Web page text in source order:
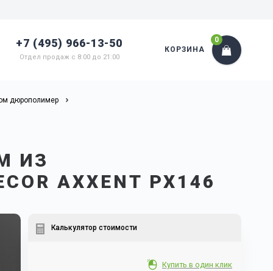
+7 (495) 966-13-50
Отдел продаж с 8:00 до 21:00
КОРЗИНА
0
дюрополимер
ИЗ
AXXENT PX146
Калькулятор стоимости
Купить в один клик